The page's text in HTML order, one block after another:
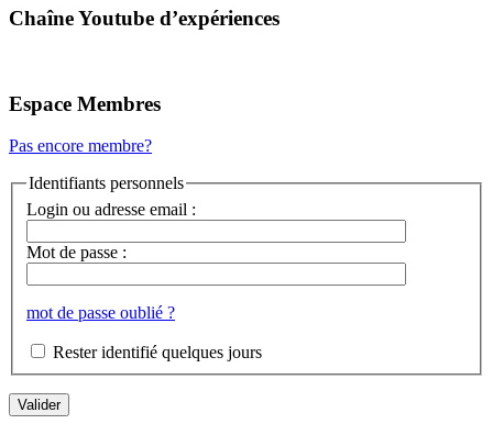
Chaîne Youtube d’expériences
Espace Membres
Pas encore membre?
Identifiants personnels
Login ou adresse email :
Mot de passe :
mot de passe oublié ?
Rester identifié quelques jours